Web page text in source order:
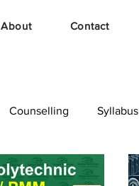
About Contact
Counselling Syllabus